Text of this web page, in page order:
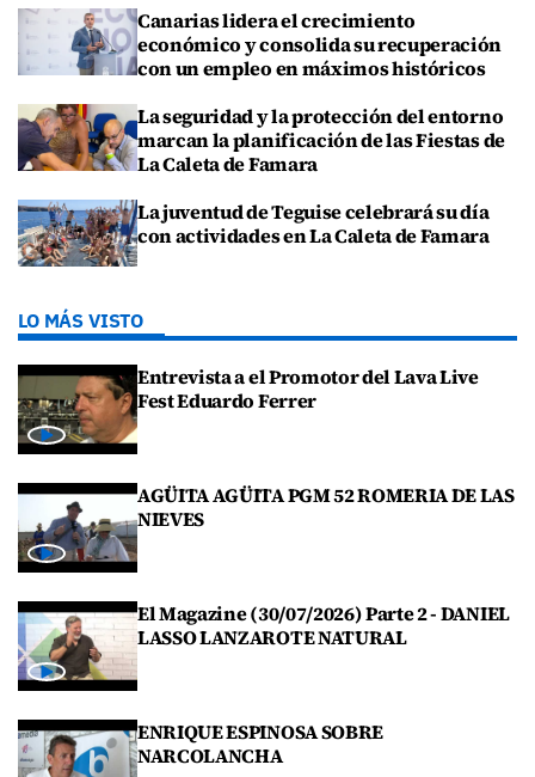
Canarias lidera el crecimiento
económico y consolida su recuperación
con un empleo en máximos históricos
La seguridad y la protección del entorno
marcan la planificación de las Fiestas de
La Caleta de Famara
La juventud de Teguise celebrará su día
con actividades en La Caleta de Famara
LO MÁS VISTO
Entrevista a el Promotor del Lava Live
Fest Eduardo Ferrer
AGÜITA AGÜITA PGM 52 ROMERIA DE LAS
NIEVES
El Magazine (30/07/2026) Parte 2 - DANIEL
LASSO LANZAROTE NATURAL
ENRIQUE ESPINOSA SOBRE
NARCOLANCHA